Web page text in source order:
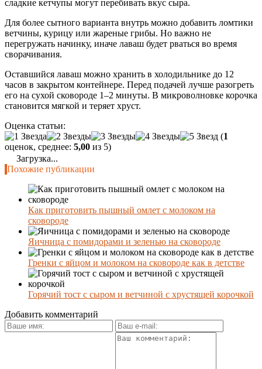
сладкие кетчупы могут перебивать вкус сыра.
Для более сытного варианта внутрь можно добавить ломтики
ветчины, курицу или жареные грибы. Но важно не
перегружать начинку, иначе лаваш будет рваться во время
сворачивания.
Оставшийся лаваш можно хранить в холодильнике до 12
часов в закрытом контейнере. Перед подачей лучше разогреть
его на сухой сковороде 1–2 минуты. В микроволновке корочка
становится мягкой и теряет хруст.
Оценка статьи:
(1
оценок, среднее: 5,00 из 5)
Загрузка...
Похожие публикации
Как приготовить пышный омлет с молоком на
сковороде
Яичница с помидорами и зеленью на сковороде
Гренки с яйцом и молоком на сковороде как в детстве
Горячий тост с сыром и ветчиной с хрустящей корочкой
Добавить комментарий